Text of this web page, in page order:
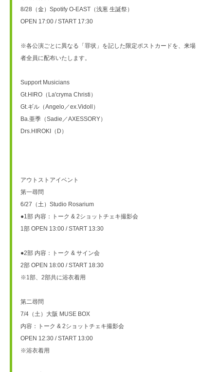
8/28（金）Spotify O-EAST（浅葱 生誕祭）
OPEN 17:00 / START 17:30
※各公演ごとに異なる「罪状」を記した限定ポストカードを、来場
者全員に配布いたします。
Support Musicians
Gt.HIRO（La'cryma Christi）
Gt.ギル（Angelo／ex.Vidoll）
Ba.亜季（Sadie／AXESSORY）
Drs.HIROKI（D）
アウトストアイベント
第一尋問
6/27（土）Studio Rosarium
●1部 内容：トーク & 2ショットチェキ撮影会
1部 OPEN 13:00 / START 13:30
●2部 内容：トーク & サイン会
2部 OPEN 18:00 / START 18:30
※1部、2部共に浴衣着用
第二尋問
7/4（土）大阪 MUSE BOX
内容：トーク & 2ショットチェキ撮影会
OPEN 12:30 / START 13:00
※浴衣着用